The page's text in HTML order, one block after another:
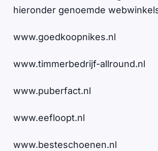
hieronder genoemde
www.goedkoopnikes.nl
www.timmerbedrijf-allround.nl
www.puberfact.nl
www.eefloopt.nl
www.besteschoenen.nl